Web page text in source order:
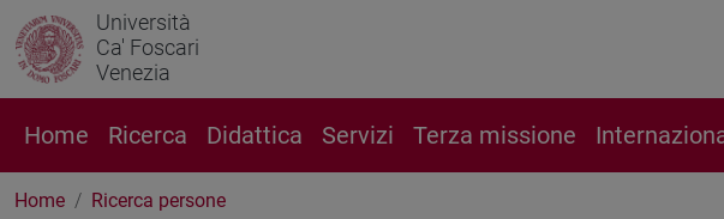
Università
Ca' Foscari
Venezia
Home Ricerca Didattica Servizi Terza missione
Home Ricerca persone